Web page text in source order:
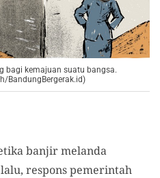
bagi kemajuan suatu bangsa.
BandungBergerak.id)
banjir melanda
respons pemerintah